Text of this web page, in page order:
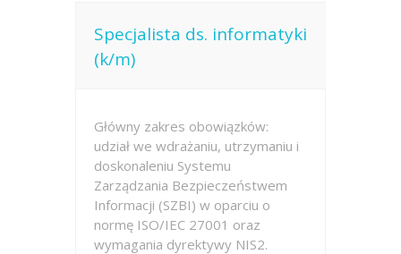
Specjalista ds. informatyki
(k/m)
Główny zakres obowiązków:
udział we wdrażaniu, utrzymaniu i
doskonaleniu Systemu
Zarządzania Bezpieczeństwem
Informacji (SZBI) w oparciu o
normę ISO/IEC 27001 oraz
wymagania dyrektywy NIS2.